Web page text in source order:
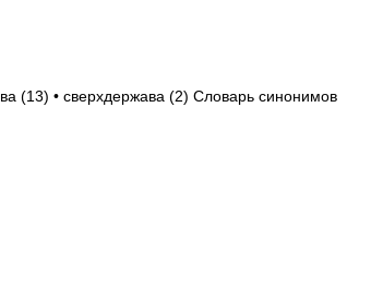
(13) • сверхдержава (2) Словарь синонимов